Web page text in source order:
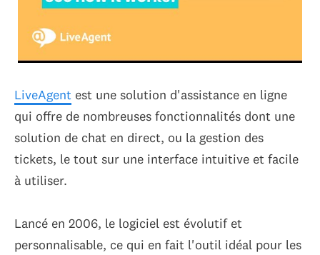
LiveAgent est une solution d'assistance en ligne
qui offre de nombreuses fonctionnalités dont une
solution de chat en direct, ou la gestion des
tickets, le tout sur une interface intuitive et facile
à utiliser.
Lancé en 2006, le logiciel est évolutif et
personnalisable, ce qui en fait l'outil idéal pour les